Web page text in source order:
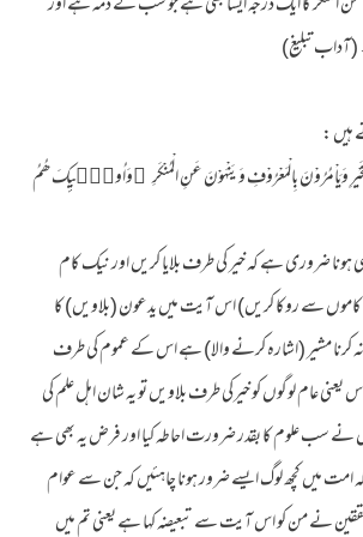
تبلیغ)
ہیں :
الْخَيْرِ وَيَاْمُرُوْنَ بِالْمَعْرُوْفِ وَيَنْهَوْنَ عَنِ الْمُنْكَرِ ۭوَاُولٰۗىِٕكَ ھُمُ
ضروری ہے کہ خیر کی طرف بلایا کریں اور نیک کام
کاموں سے روکا کریں) اس آیت میں یدعون (بلاویں) کا
نہ کرنا مشیر (اشارہ کرنے والا) ہے اس کے عموم کی طرف
عام لوگوں کو خیرکی طرف بلاویں تو یہ شان اہل علم کی
نے سب علوم کا بقدر ضرورت احاطہ کیا اور فرض یہ بھی ہے
امت میں کچھ لوگ ایسے ضرور ہونا چاہئیں کہ جن سے عوام
نے من کو اس آیت سے تبعیضہ کہا ہے یعنی تم میں